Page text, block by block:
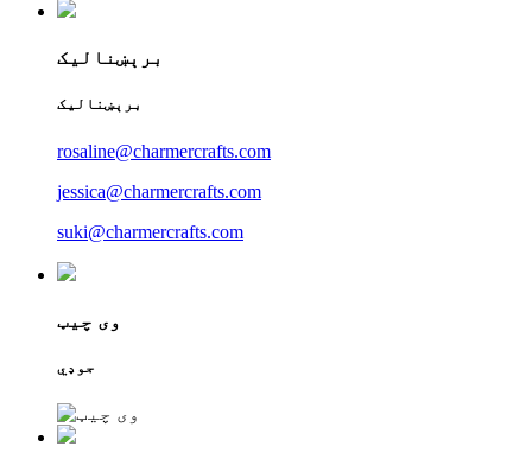
برېښنالیک
برېښنالیک
rosaline@charmercrafts.com
jessica@charmercrafts.com
suki@charmercrafts.com
وی چیټ
جوډي